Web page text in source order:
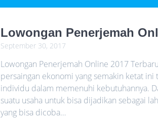
Lowongan Penerjemah
September 30, 2017
Lowongan Penerjemah Online 2017
persaingan ekonomi yang semakin ketat
individu dalam memenuhi kebutuhannya.
suatu usaha untuk bisa dijadikan sebagai
yang bisa dicoba…